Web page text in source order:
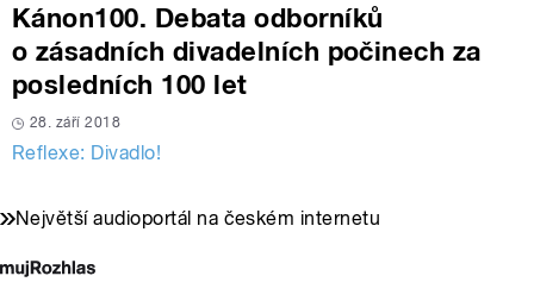
Kánon100. Debata odborníků
o zásadních divadelních počinech za
posledních 100 let
28. září 2018
Reflexe: Divadlo!
Největší audioportál na českém internetu